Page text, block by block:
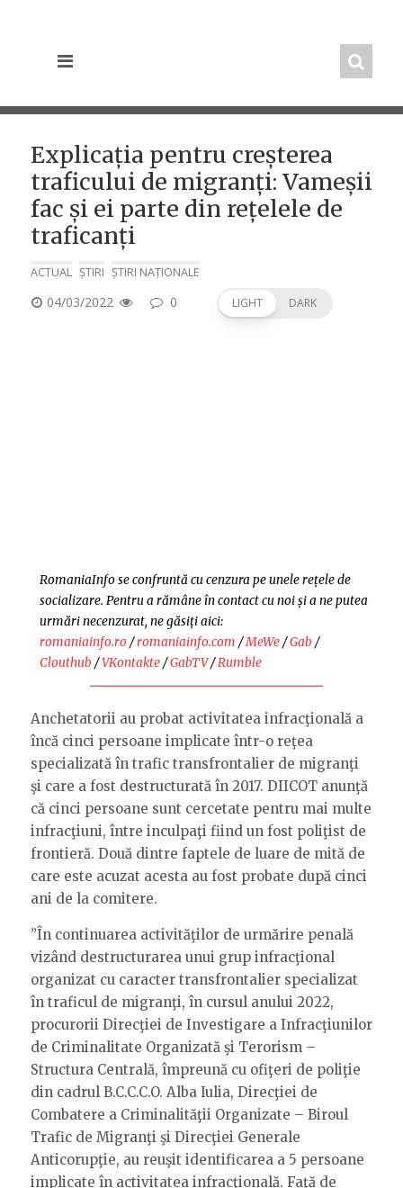
Explicația pentru creșterea
traficului de migranți: Vameșii
fac și ei parte din rețelele de
traficanți
ACTUAL ȘTIRI ȘTIRI NAȚIONALE
POSTED
04/03/2022 0 LIGHT DARK
RomaniaInfo se confruntă cu cenzura pe unele rețele de
socializare. Pentru a rămâne în contact cu noi și a ne putea
urmări necenzurat, ne găsiți aici:
romaniainfo.ro/romaniainfo.com /MeWe/Gab /
Clouthub /VKontakte/GabTV/Rumble
Anchetatorii au probat activitatea infracţională a
încă cinci persoane implicate într-o reţea
specializată în trafic transfrontalier de migranţi
şi care a fost destructurată în 2017. DIICOT anunţă
că cinci persoane sunt cercetate pentru mai multe
infracţiuni, între inculpaţi fiind un fost poliţist de
frontieră. Două dintre faptele de luare de mită de
care este acuzat acesta au fost probate după cinci
ani de la comitere.
”În continuarea activităţilor de urmărire penală
vizând destructurarea unui grup infracţional
organizat cu caracter transfrontalier specializat
în traficul de migranţi, în cursul anului 2022,
procurorii Direcţiei de Investigare a Infracţiunilor
de Criminalitate Organizată şi Terorism –
Structura Centrală, împreună cu ofiţeri de poliţie
din cadrul B.C.C.C.O. Alba Iulia, Direcţiei de
Combatere a Criminalităţii Organizate – Biroul
Trafic de Migranţi şi Direcţiei Generale
Anticorupţie, au reuşit identificarea a 5 persoane
implicate în activitatea infracţională. Faţă de